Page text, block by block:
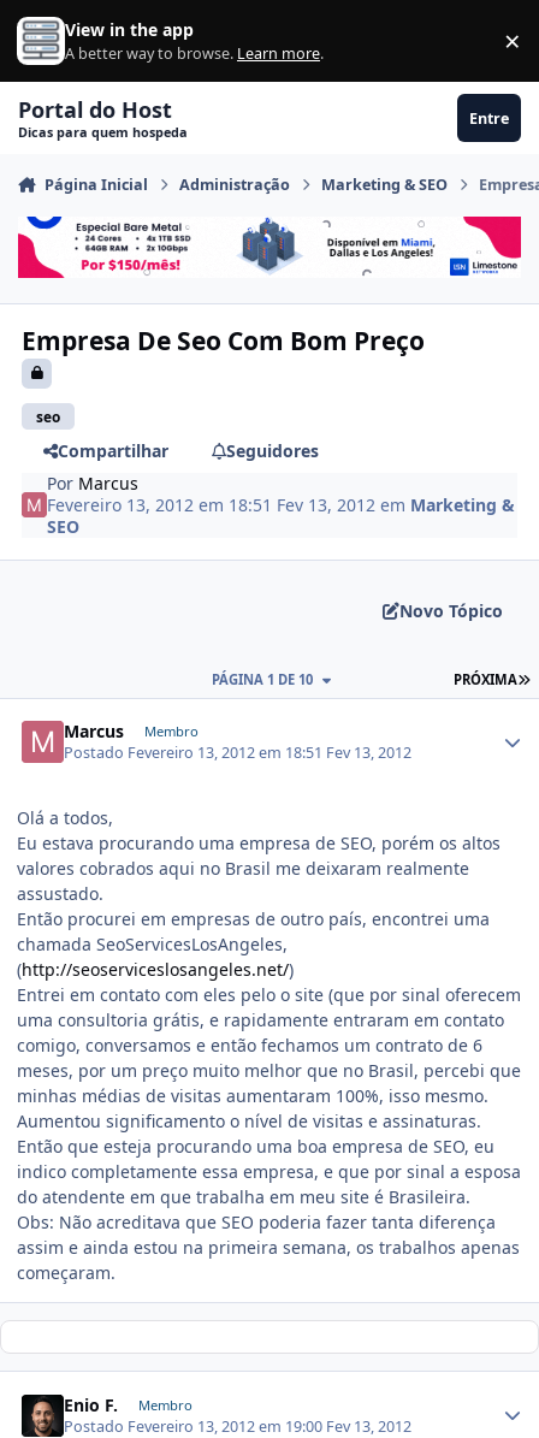
Ir para conteúdo
View in the app
A better way to browse. Learn more. ×
Portal do Host
Dicas para quem hospeda
Entre
Página Inicial Administração Marketing & SEO
Empresa De Seo Com Bom Preço
seo
Compartilhar
Seguidores
Por Marcus
Fevereiro 13, 2012 em 18:51 Fev 13, 2012 em Marketing &
SEO
Novo Tópico
PRÓXIMA
PÁGINA 1 DE 10
Marcus Membro
Postado Fevereiro 13, 2012 em 18:51 Fev 13, 2012
Olá a todos,
Eu estava procurando uma empresa de SEO, porém os altos
valores cobrados aqui no Brasil me deixaram realmente
assustado.
Então procurei em empresas de outro país, encontrei uma
chamada SeoServicesLosAngeles,
(http://seoserviceslosangeles.net/)
Entrei em contato com eles pelo o site (que por sinal oferecem
uma consultoria grátis, e rapidamente entraram em contato
comigo, conversamos e então fechamos um contrato de 6
meses, por um preço muito melhor que no Brasil, percebi que
minhas médias de visitas aumentaram 100%, isso mesmo.
Aumentou significamento o nível de visitas e assinaturas.
Então que esteja procurando uma boa empresa de SEO, eu
indico completamente essa empresa, e que por sinal a esposa
do atendente em que trabalha em meu site é Brasileira.
Obs: Não acreditava que SEO poderia fazer tanta diferença
assim e ainda estou na primeira semana, os trabalhos apenas
começaram.
Enio F. Membro
Postado Fevereiro 13, 2012 em 19:00 Fev 13, 2012